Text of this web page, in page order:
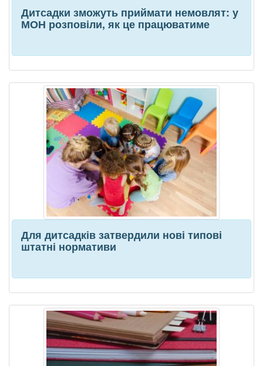
Дитсадки зможуть приймати немовлят: у
МОН розповіли, як це працюватиме
Для дитсадків затвердили нові типові
штатні нормативи